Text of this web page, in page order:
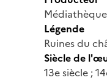
Légende
Ruines du
Siècle de
13e siècle ;